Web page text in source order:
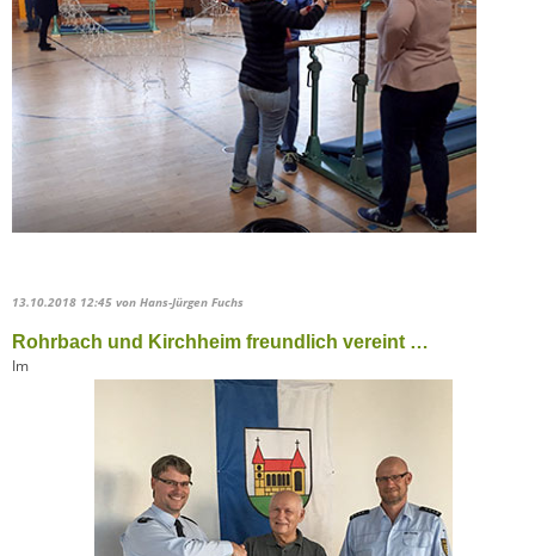
13.10.2018 12:45 von Hans-Jürgen Fuchs
Rohrbach und Kirchheim freundlich vereint …
Im